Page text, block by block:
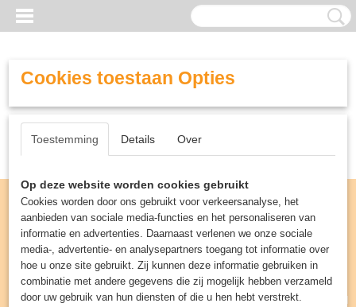
Inloggen Registreren
UW WINKELWAGEN
Cookies toestaan Opties
Toestemming Details Over
Op deze website worden cookies gebruikt
Cookies worden door ons gebruikt voor verkeersanalyse, het
aanbieden van sociale media-functies en het personaliseren van
informatie en advertenties. Daarnaast verlenen we onze sociale
media-, advertentie- en analysepartners toegang tot informatie over
hoe u onze site gebruikt. Zij kunnen deze informatie gebruiken in
combinatie met andere gegevens die zij mogelijk hebben verzameld
door uw gebruik van hun diensten of die u hen hebt verstrekt.